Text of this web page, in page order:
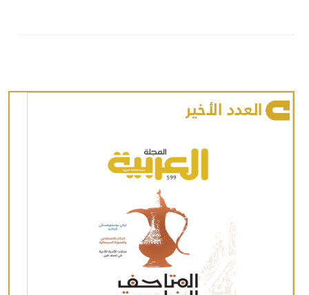
العدد الأخير